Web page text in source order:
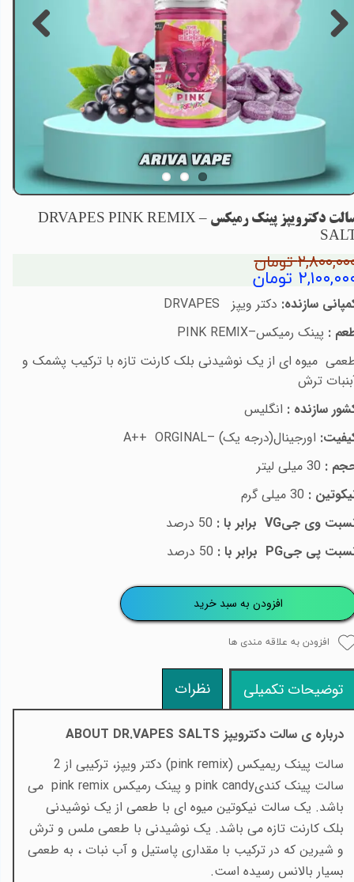
سالت دکترویپز پینک رمیکس – DRVAPES PINK REMIX
تومان
تومان
سازنده: دکتر ویپز DRVAPES
: پینک رمیکس–PINK REMIX
میوه ای از یک نوشیدنی بلک کارنت تازه با ترکیب پشمک و
ترش
سازنده : انگلیس
اورجینال(درجه یک) –A++ ORGINAL
:
:
وی جیVG برابر با :
پی جیPG برابر با :
افزودن به سبد خرید
افزودن به علاقه مندی ها
توضیحات تکمیلی نظرات
درباره ی سالت دکترویپز ABOUT DR.VAPES SALTS
سالت پینک ریمیکس (pink remix) دکتر ویپز، ترکیبی از 2
سالت پینک کندیpink candy و پینک رمیکسpink remix می
باشد. یک سالت نیکوتین میوه ای با طعمی از یک نوشیدنی
بلک کارنت تازه می باشد. یک نوشیدنی با طعمی ملس و ترش
و شیرین که در ترکیب با مقداری پاستیل و آب نبات ، به طعمی
بسیار بالانس رسیده است.